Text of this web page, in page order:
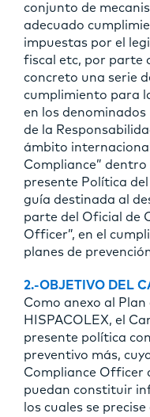
conjunto de
adecuado
impuestas por el
fiscal etc, por parte
concreto una serie
cumplimiento para
en los
de la
ámbito
Compliance” dentro
presente Política
guía destinada al
parte del Oficial de
Officer”, en el
planes de
2.-OBJETIVO DEL
Como anexo al Plan
HISPACOLEX, el
presente política
preventivo más,
Compliance Officer
puedan constituir
los cuales se